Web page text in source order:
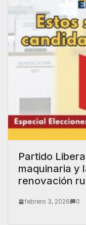
Partido
maquinaria y
renovación
febrero 3, 2026 0